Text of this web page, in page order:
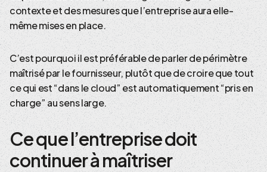
contexte et des mesures que l’entreprise aura elle-
même mises en place.
C’est pourquoi il est préférable de parler de périmètre
maîtrisé par le fournisseur, plutôt que de croire que tout
ce qui est “dans le cloud” est automatiquement “pris en
charge” au sens large.
Ce que l’entreprise doit
continuer à maîtriser